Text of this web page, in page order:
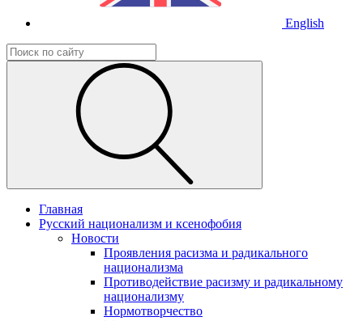
English
Главная
Русский национализм и ксенофобия
Новости
Проявления расизма и радикального
национализма
Противодействие расизму и радикальному
национализму
Нормотворчество